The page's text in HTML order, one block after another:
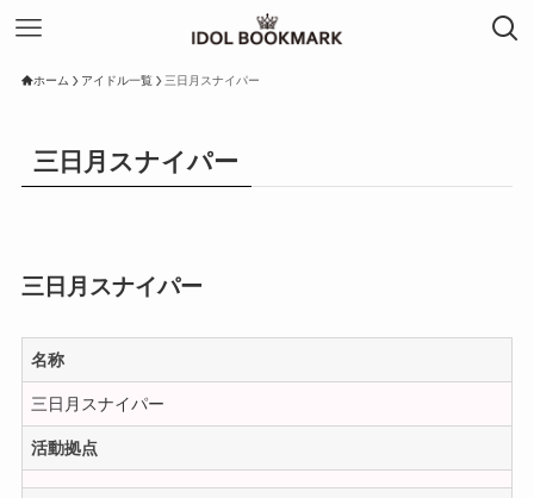
ホーム アイドル一覧 三日月スナイパー
三日月スナイパー
三日月スナイパー
名称
三日月スナイパー
活動拠点